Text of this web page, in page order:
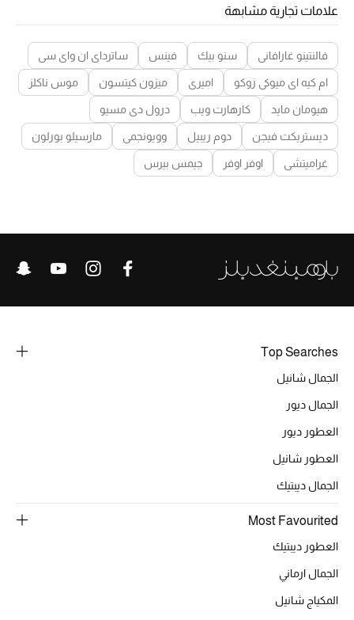
علامات تجارية مشابهة
فالنتينو غارافاني سنو بيك فينس ساترداي ان واي سي
ام كيه اي ميوكي زوكو اميري ميزون كيتسون موس ناكلز
هيومان مايد كارهارت ويب درول دي مسيو
ديستريكت فيجن دوم ريبيل وويونجمي مارسيلو بورلون
غراميتشي اوفر اوفر جيمس بيرس
Top Searches
الجمال شانيل
الجمال ديور
العطور ديور
العطور شانيل
الجمال ديبتيك
Most Favourited
العطور ديبتيك
الجمال ارماني
المكياج شانيل